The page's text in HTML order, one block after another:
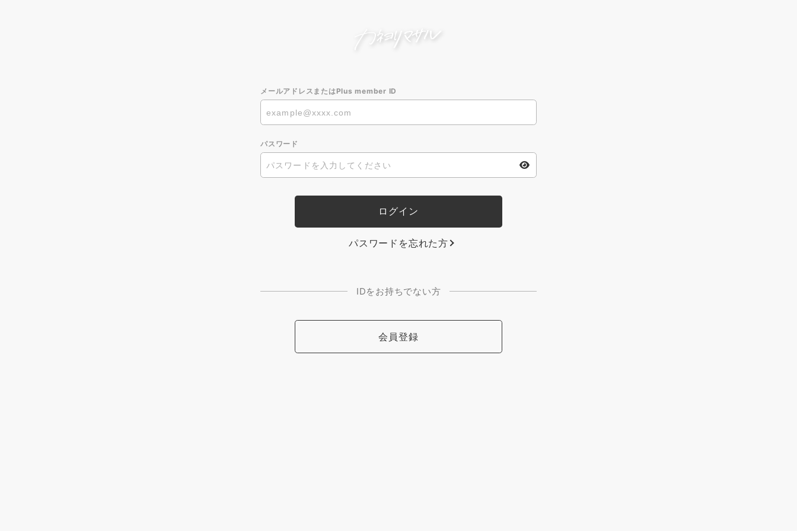
メールアドレスまたはPlus member ID
パスワード
パスワードを忘れた方
IDをお持ちでない方
会員登録